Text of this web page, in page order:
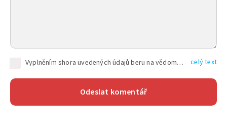
Vyplněním shora uvedených údajů beru na vědomí, že společnost TEXT FACTORY s.r.o., sídlem Brno, Durďákova 336/29, Černá Pole, PSČ: 613 00, IČ: 06157831, zapsané u Krajského soudu v Brně, oddíl C, vložka 100399, bude zpracovávat mé osobní údaje uvedené v rámci mnou vyplněného registračního formuláře na základě oprávněných zájmů TEXT FACTORY s.r.o. dle čl. 6 odst. 1 písm. f) GDPR a pro splnění právních povinností (čl. 6 odst. 1 písm. c) GDPR), a to pro tyto účely: nezbytnost zajistit oprávnění návštěvníka webových stránek provozovaných společností TEXT FACTORY s.r.o. přispívat aktivně ke zveřejněným článkům nebo v rámci diskusních fór a výkon práv TEXT FACTORY s.r.o. jako administrátora těchto diskusních fór. Více informací o zpracování osobních údajů a právech lze nalézt v celý text